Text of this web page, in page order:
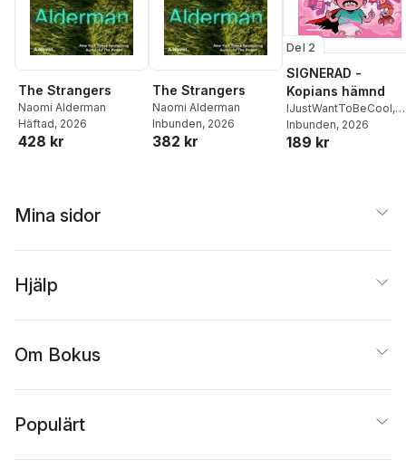
The Strangers
Naomi Alderman
Häftad, 2026
428 kr
The Strangers
Naomi Alderman
Inbunden, 2026
382 kr
Del 2
SIGNERAD -
Kopians hämnd
IJustWantToBeCool,
Joel Adolphson
Ejdemo Beer
Inbunden, 2026
189 kr
Mina sidor
Hjälp
Om Bokus
Populärt